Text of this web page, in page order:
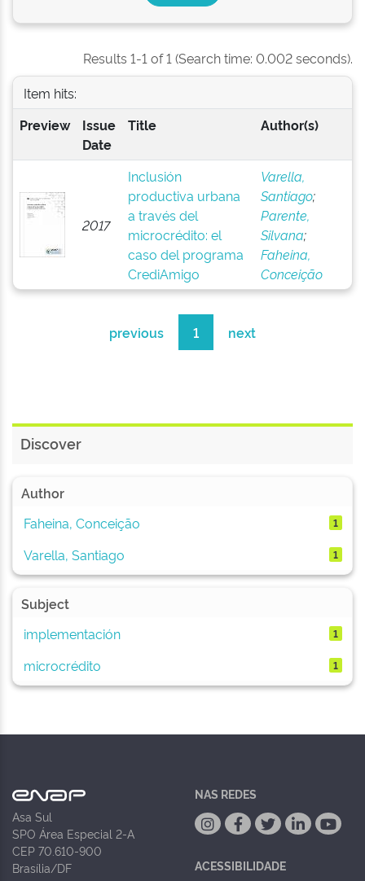
Results 1-1 of 1 (Search time: 0.002 seconds).
Item hits:
Preview
Issue
Date
Title Author(s)
2017
Inclusión
productiva urbana
a través del
microcrédito: el
caso del programa
CrediAmigo
Varella,
Santiago;
Parente,
Silvana;
Faheina,
Conceição
previous 1 next
Discover
Author
Faheina, Conceição
1
Varella, Santiago 1
Subject
implementación
1
microcrédito 1
Asa Sul
SPO Área Especial 2-A
CEP 70.610-900
Brasília/DF
NAS REDES
ACESSIBILIDADE